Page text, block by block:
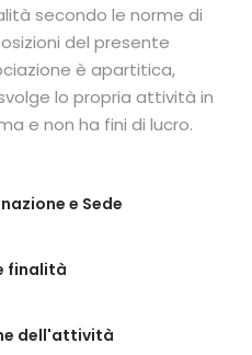
secondo le norme di
del presente
è apartitica,
lo propria attività in
e non ha fini di lucro.
e Sede
finalità
dell'attività